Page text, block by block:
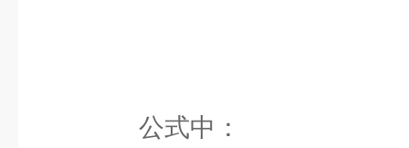
公式中：